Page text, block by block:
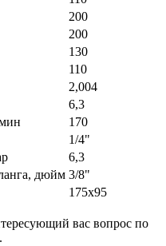
200
200
130
110
2,004
6,3
170
1/4"
6,3
дюйм 3/8"
175x95
вас вопрос по